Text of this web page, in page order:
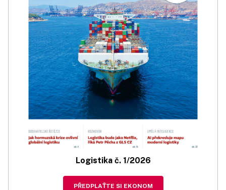
Logistika č. 1/2026
PŘEDPLAŤTE SI EKONOM